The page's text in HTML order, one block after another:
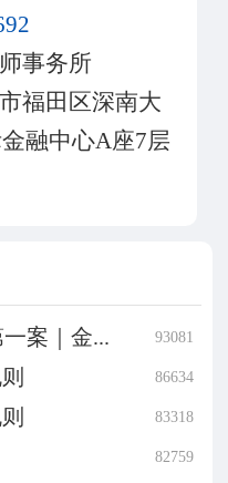
事务所
福田区深南大
融中心A座7层
案｜金... 93081
86634
83318
82759